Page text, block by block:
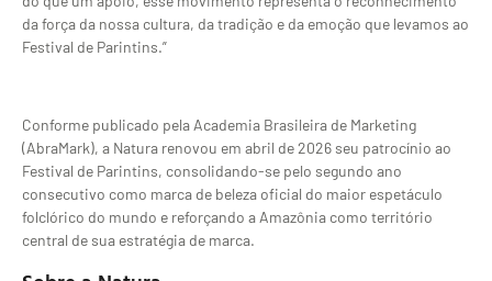
da força da nossa cultura, da tradição e da emoção que levamos ao
Festival de Parintins.”
Conforme publicado pela Academia Brasileira de Marketing
(AbraMark), a Natura renovou em abril de 2026 seu patrocínio ao
Festival de Parintins, consolidando-se pelo segundo ano
consecutivo como marca de beleza oficial do maior espetáculo
folclórico do mundo e reforçando a Amazônia como território
central de sua estratégia de marca.